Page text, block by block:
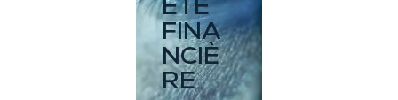
ÊTE
FINA
NCIÈ
RE